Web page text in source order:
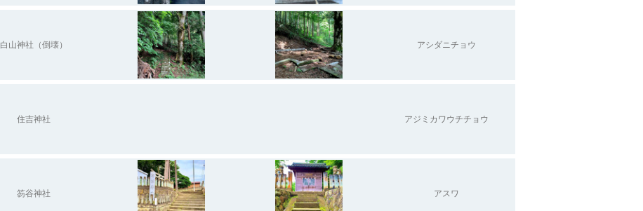
白山神社（倒壊） アシダニチョウ
住吉神社 アジミカワウチチョウ
笏谷神社 アスワ